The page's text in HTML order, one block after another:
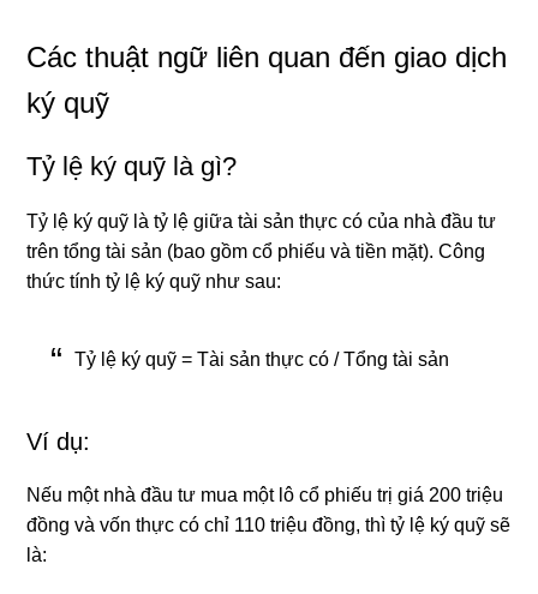
Các thuật ngữ liên quan đến giao dịch
ký quỹ
Tỷ lệ ký quỹ là gì?
Tỷ lệ ký quỹ là tỷ lệ giữa tài sản thực có của nhà đầu tư
trên tổng tài sản (bao gồm cổ phiếu và tiền mặt). Công
thức tính tỷ lệ ký quỹ như sau:
Tỷ lệ ký quỹ = Tài sản thực có / Tổng tài sản
Ví dụ:
Nếu một nhà đầu tư mua một lô cổ phiếu trị giá 200 triệu
đồng và vốn thực có chỉ 110 triệu đồng, thì tỷ lệ ký quỹ sẽ
là: